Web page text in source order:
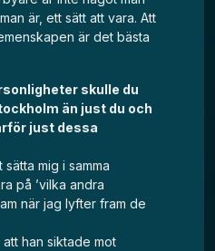
är, ett sätt att vara. Att
är det bästa
skulle du
än just du och
just dessa
mig i samma
på ’vilka andra
när jag lyfter fram de
han siktade mot